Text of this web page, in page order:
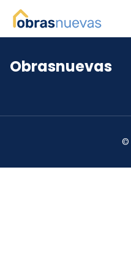
*
Obrasnuevas
©